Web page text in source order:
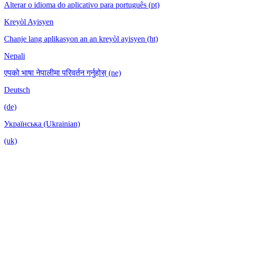
Alterar o idioma do aplicativo para português (pt)
Kreyòl Ayisyen
Chanje lang aplikasyon an an kreyòl ayisyen (ht)
Nepali
एपको भाषा नेपालीमा परिवर्तन गर्नुहोस् (ne)
Deutsch
(de)
Українська (Ukrainian)
(uk)